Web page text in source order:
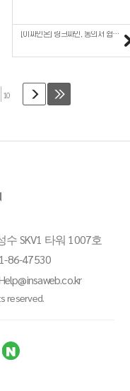
[이싸인온] 링크싸인, 동의서 쉽게 받기
10
SKV1 타워 1007호
86-47530
reserved.